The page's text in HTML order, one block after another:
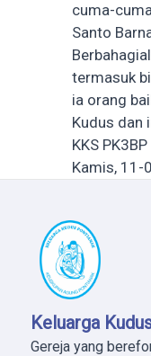
cuma-
Santo
termasuk
ia orang
Kudus dan
KKS PK3BP
Kamis, 11-
Keluarga
Gereja yang